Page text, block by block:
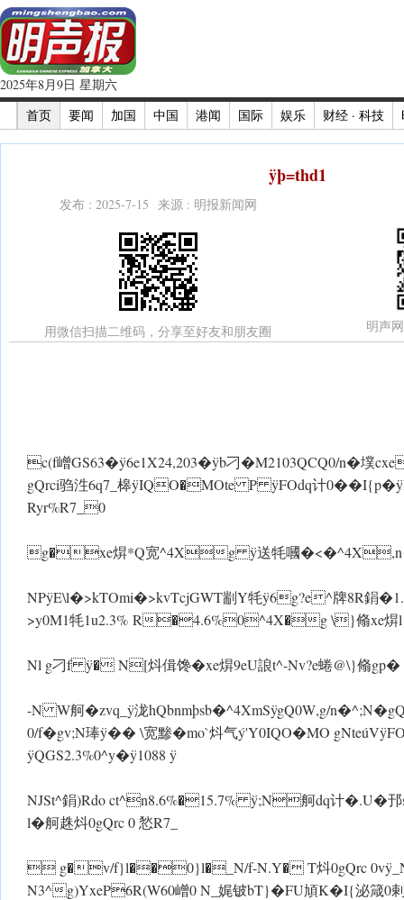
2025年8月9日 星期六
首页
要闻 加国 中国 港闻 国际 娱乐 财经 · 科技
ÿþ=thd1
发布 : 2025-7-15 来源 : 明报新闻网
用微信扫描二维码，分享至好友和朋友圈 明声
c(f嶒GS63� ÿ6e1X24,203� ÿb刁�M2103QCQ0/n�
gQrci驺泩6q7_槔 ÿIQO�MOte P ÿFOdq计0��I{p�
Ryr%R7_0
g�xe焺*Q宽^4Xg ÿ送牦嘓
NP ÿE\l�>kTOmi�>kvTcjGW T剬Y牦ÿ6g?e^牌8R鋗
>y0M1牦1u2.3% R�4.6%0^4X�g \}翛xe焺
Nl g刁f ÿ� N[炓 偮馋�xe焺9eU誏t^-Nv?e蜷@\}翛
-N W舸�zvq_ÿ泷hQbnmþsb�^4XmS ÿgQ0W,g/
0/f�gv;N琫 ÿ�� \宽黪�mo`炓气ý'Y0IQO�MO gNteúV
ÿQGS2.3%0^y�ÿ1088 ÿ
NJSt^鋗)Rdo ct^n8.6%�15.7% ÿ;N舸dq计�.U�邘
l�舸趎炓 0gQrc 0 悐R7_
 g�v/f}l��0}l�_N/f-N.Y� T炓 0gQrc 0v
N3^g)YxeP6R(W60嶒0 N_娓铍bT}�FU頄K�I{泌箴0